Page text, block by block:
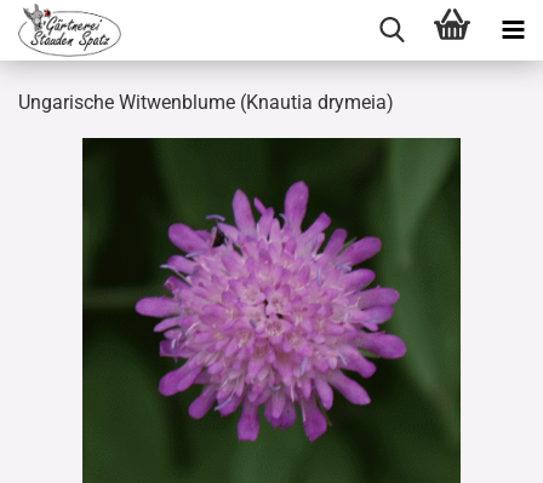
Ungarische Witwenblume (Knautia drymeia)